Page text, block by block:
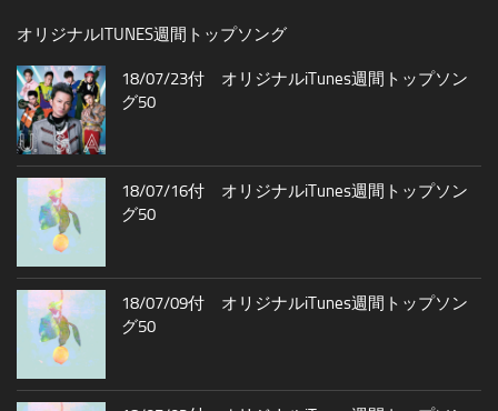
オリジナルITUNES週間トップソング
18/07/23付 オリジナルiTunes週間トップソン
グ50
18/07/16付 オリジナルiTunes週間トップソン
グ50
18/07/09付 オリジナルiTunes週間トップソン
グ50